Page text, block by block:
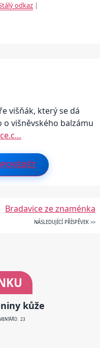
odkaz |
višňák, který se dá
višněvského balzámu
Bradavice ze znaménka
NÁSLEDUJÍCÍ PŘÍSPĚVEK >>
kůže
23